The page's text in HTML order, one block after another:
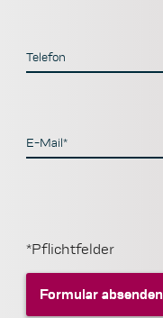
Telefon
E-Mail*
*Pflichtfelder
Formular absenden
Formular absenden